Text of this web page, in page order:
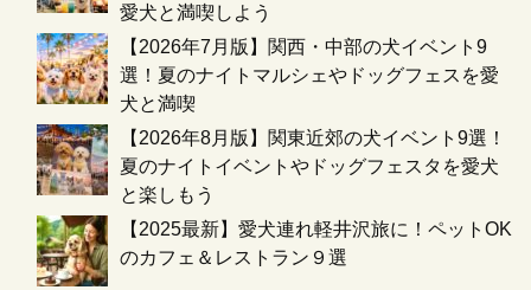
愛犬と満喫しよう
【2026年7月版】関西・中部の犬イベント9
選！夏のナイトマルシェやドッグフェスを愛
犬と満喫
【2026年8月版】関東近郊の犬イベント9選！
夏のナイトイベントやドッグフェスタを愛犬
と楽しもう
【2025最新】愛犬連れ軽井沢旅に！ペットOK
のカフェ＆レストラン９選